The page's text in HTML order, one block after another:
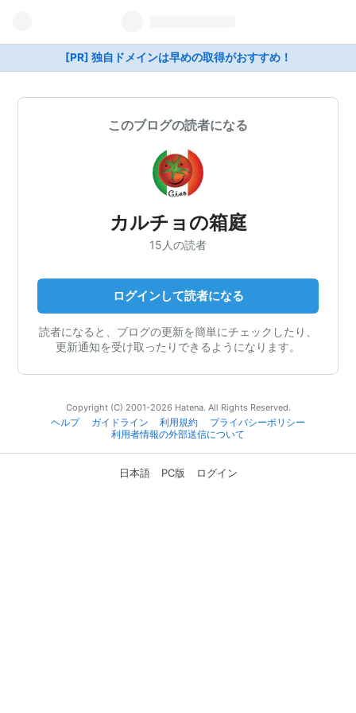
[PR] 独自ドメインは早めの取得がおすすめ！
このブログの読者になる
カルチョの箱庭
15人の読者
ログインして読者になる
読者になると、ブログの更新を簡単にチェックしたり、
更新通知を受け取ったりできるようになります。
Copyright (C) 2001-2026 Hatena. All Rights Reserved.
ヘルプ
ガイドライン 利用規約
プライバシーポリシー
利用者情報の外部送信について
日本語 PC版 ログイン